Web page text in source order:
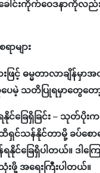
ေါင်းကိုက်ဝေဒနာကိုလည်
ာများ
ြင့် ဓမ္မတာလာချိန်မှ
မဲ့ သတိပြုရမှာတွေတေ
င်ခြေရှိခြင်း – သုတ်ပို
င်သန်နိုင်တာမို့ ခပ်စောစ
နိုင်ခြေရှိပါတယ်။ ဒါက
ဖို့ အရေးကြီးပါတယ်။